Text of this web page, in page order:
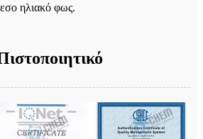
ηλιακό φως.